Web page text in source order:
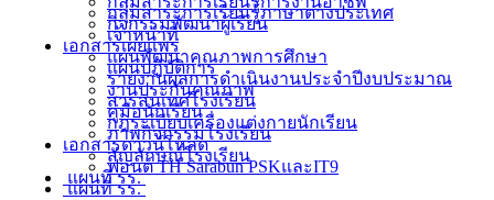
กลุ่มสาระการเรียนรู้ภาษาต่างประเทศ
กิจกรรมพัฒนาผู้เรียน
เจ้าหน้าที่
เอกสารเผยแพร่
แผนพัฒนาคุณภาพการศึกษา
แผนปฏิบัติการ
รายงานผลการดำเนินงานประจำปีงบประมาณ
งานประกันคุณภาพ
สารสนเทศโรงเรียน
คู่มือนักเรียน
กฎระเบียบเครื่องแต่งกายนักเรียน
ภาพกิจกรรมโรงเรียน
เอกสารดาวน์โหลด
สัญลักษณ์โรงเรียน
ฟอนต์ TH Sarabun PSKและIT9
แผนที่ รร.
แผนที่ รร.